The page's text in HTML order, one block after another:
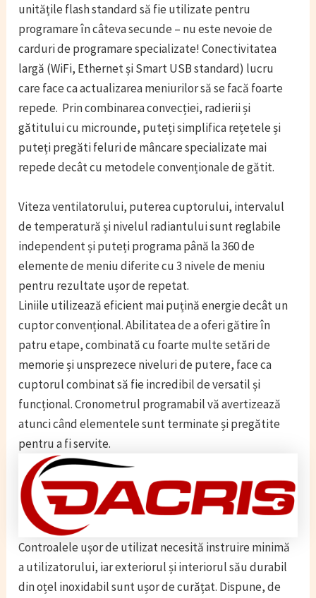
unitățile flash standard să fie utilizate pentru
programare în câteva secunde – nu este nevoie de
carduri de programare specializate! Conectivitatea
largă (WiFi, Ethernet și Smart USB standard) lucru
care face ca actualizarea meniurilor să se facă foarte
repede. Prin combinarea convecției, radierii și
gătitului cu microunde, puteți simplifica rețetele și
puteți pregăti feluri de mâncare specializate mai
repede decât cu metodele convenționale de gătit.
Viteza ventilatorului, puterea cuptorului, intervalul
de temperatură și nivelul radiantului sunt reglabile
independent și puteți programa până la 360 de
elemente de meniu diferite cu 3 nivele de meniu
pentru rezultate ușor de repetat.
Liniile utilizează eficient mai puțină energie decât un
cuptor convențional. Abilitatea de a oferi gătire în
patru etape, combinată cu foarte multe setări de
memorie și unsprezece niveluri de putere, face ca
cuptorul combinat să fie incredibil de versatil și
funcțional. Cronometrul programabil vă avertizează
atunci când elementele sunt terminate și pregătite
pentru a fi servite.
Controalele ușor de utilizat necesită instruire minimă
a utilizatorului, iar exteriorul și interiorul său durabil
din oțel inoxidabil sunt ușor de curățat. Dispune, de